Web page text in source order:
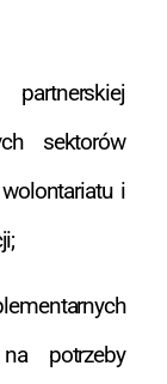
sektorów
i
potrzeby